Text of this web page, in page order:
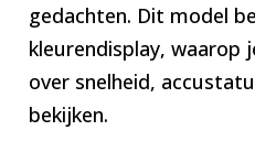
gedachten. Dit model
kleurendisplay,
over snelheid,
bekijken.